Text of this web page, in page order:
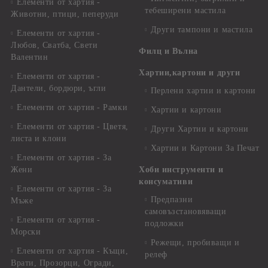
Елементи от хартия -
Животни, птици, пеперуди
Елементи от хартия -
Любов, Сватба, Свети
Валентин
Елементи от хартия -
Дантели, бордюри, ъгли
Елементи от хартия - Рамки
Елементи от хартия - Цветя,
листа и клони
Елементи от хартия - За
Жени
Елементи от хартия - За
Мъже
Елементи от хартия -
Морски
Елементи от хартия - Къщи,
Врати, Прозорци, Огради,
тебеширени мастила
Други тампони и мастила
Филц и Вълна
Хартии,картони и други
Перлени хартии и картони
Хартии и картони
Други Хартии и картони
Хартии и Картони За Печат
Хоби инструменти и
консумативи
Предпазни
самовъзстановяващи
подложки
Режещи, пробиващи и
релеф